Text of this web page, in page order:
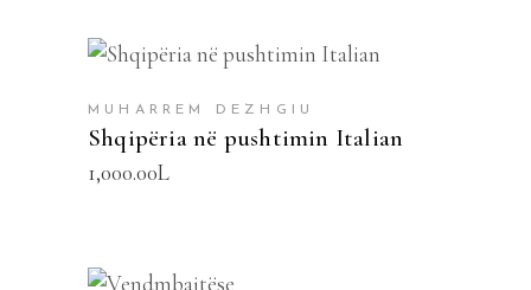
SHTOJE NË SHPORTË
MUHARREM DEZHGIU
Shqipëria në pushtimin Italian
1,000.00L